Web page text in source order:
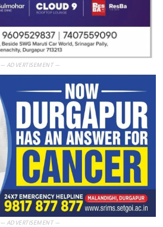
— ADVERTISEMENT —
— ADVERTISEMENT —